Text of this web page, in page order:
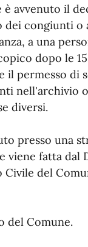
avvenuto il
congiunti o
a una
dopo le
permesso di
nell'archivio
diversi.
presso una
fatta dal
del
del Comune.